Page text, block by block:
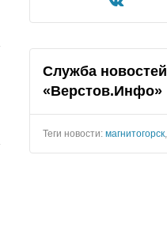
Служба новостей
«Верстов.Инфо»
Теги новости: магнитогорск